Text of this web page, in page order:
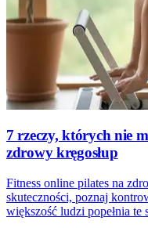
7 rzeczy, których nie
zdrowy kręgosłup
Fitness online pilates na
skuteczności, poznaj
większość ludzi popełnia te